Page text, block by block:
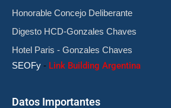
Honorable Concejo Deliberante
Digesto HCD-Gonzales Chaves
Hotel Paris - Gonzales Chaves
SEOFy - Link Building Argentina
Datos Importantes